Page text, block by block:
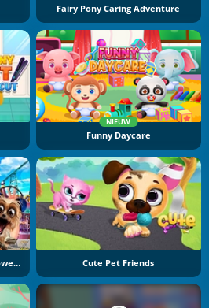
Fairy Pony Caring Adventure
NIEUW
Funny Daycare
Prinsessen En Huisdieren Fotowedstrijd Cute Pet Friends